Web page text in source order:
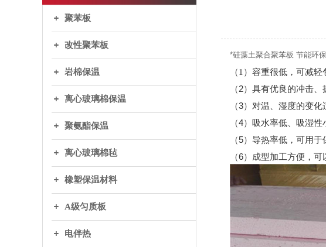
聚苯板
改性聚苯板
岩棉保温
离心玻璃棉保温
聚氨酯保温
离心玻璃棉毡
橡塑保温材料
A级匀质板
电伴热
*硅藻土聚合聚苯板 节能环保
（1）容重很低，可减
（2）具有优良的冲击
（3）对温、湿度的变
（4）吸水率低、吸湿性
（5）导热率低，可用
（6）成型加工方便，可